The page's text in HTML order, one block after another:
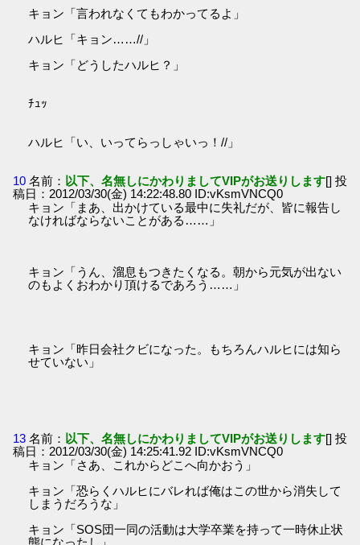
キョン「言われなくてもわかってるよ」
ハルヒ「キョン……//」
キョン「どうしたハルヒ？」
ﾁｭｯ
ハルヒ「い、いってらっしゃいっ！//」
10 名前： 以下、名無しにかわりましてVIPがお送りします[] 投
稿日：2012/03/30(金) 14:22:48.80 ID:vKsmVNCQ0
キョン「まあ、出かけている最中に失礼だが、皆に報告し
なければならないことがある……」
キョン「うん、溜息もつきたくなる。朝から元気が出ない
のもよくおわかり頂けるであろう……」
キョン「昨日会社クビになった。もちろんハルヒには知ら
せていない」
13 名前： 以下、名無しにかわりましてVIPがお送りします[] 投
稿日：2012/03/30(金) 14:25:41.92 ID:vKsmVNCQ0
キョン「さあ、これからどこへ向かおう」
キョン「恐らくハルヒにバレれば俺はこの世から消失して
しまうだろうな」
キョン「SOS団一同の活動は大学卒業を持って一時休止状
態になったし」